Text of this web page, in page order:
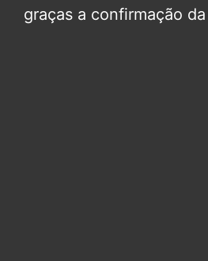
graças a confirmação